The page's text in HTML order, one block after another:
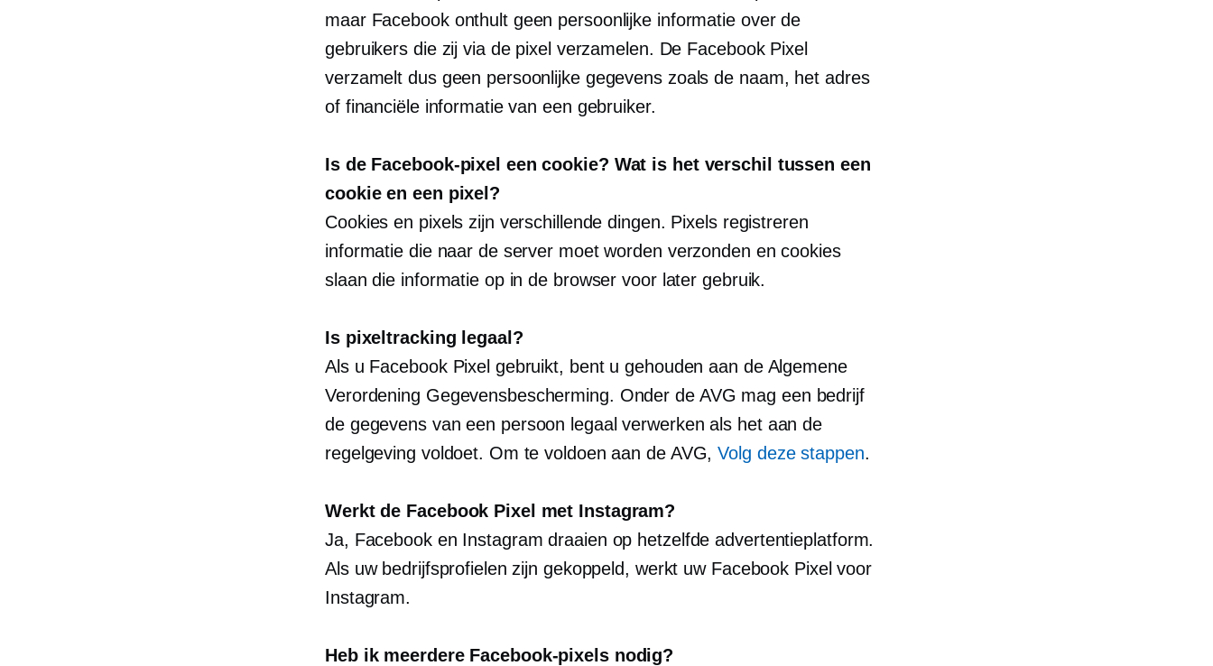
maar Facebook onthult geen persoonlijke informatie over de
gebruikers die zij via de pixel verzamelen. De Facebook Pixel
verzamelt dus geen persoonlijke gegevens zoals de naam, het adres
of financiële informatie van een gebruiker.
Is de Facebook-pixel een cookie? Wat is het verschil tussen een
cookie en een pixel?
Cookies en pixels zijn verschillende dingen. Pixels registreren
informatie die naar de server moet worden verzonden en cookies
slaan die informatie op in de browser voor later gebruik.
Is pixeltracking legaal?
Als u Facebook Pixel gebruikt, bent u gehouden aan de Algemene
Verordening Gegevensbescherming. Onder de AVG mag een bedrijf
de gegevens van een persoon legaal verwerken als het aan de
regelgeving voldoet. Om te voldoen aan de AVG,Volg deze stappen.
Werkt de Facebook Pixel met Instagram?
Ja, Facebook en Instagram draaien op hetzelfde advertentieplatform.
Als uw bedrijfsprofielen zijn gekoppeld, werkt uw Facebook Pixel voor
Instagram.
Heb ik meerdere Facebook-pixels nodig?